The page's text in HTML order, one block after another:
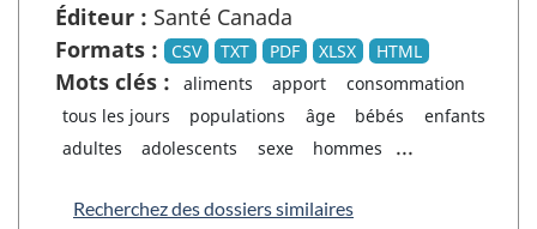
Éditeur : Santé Canada
Formats :
CSV TXT PDF XLSX HTML
Mots clés : aliments apport
consommation
tous les jours
populations âge bébés
enfants
adultes
adolescents sexe hommes ...
Recherchez des dossiers similaires